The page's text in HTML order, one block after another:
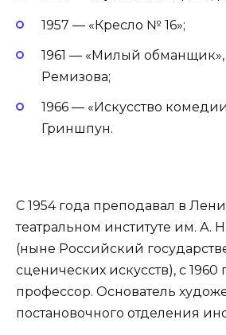
1957 — «Кресло № 16»;
1961 — «Милый обманщик»,
Ремизова;
1966 — «Искусство
Гриншпун.
С 1954 года преподавал в
театральном институте им. А.
(ныне Российский
сценических искусств), с 1960
профессор. Основатель
постановочного отделения